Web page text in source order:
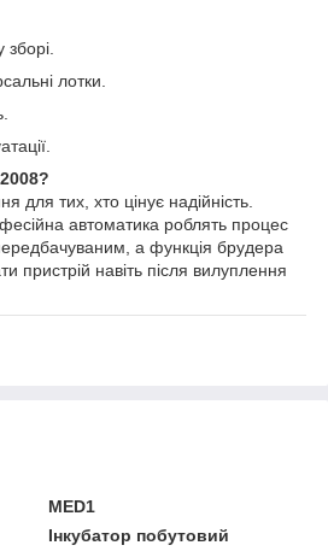
лотки.
для тих, хто цінує надійність.
автоматика роблять процес
а функція брудера
пристрій навіть після вилуплення
MED1
Інкубатор побутовий